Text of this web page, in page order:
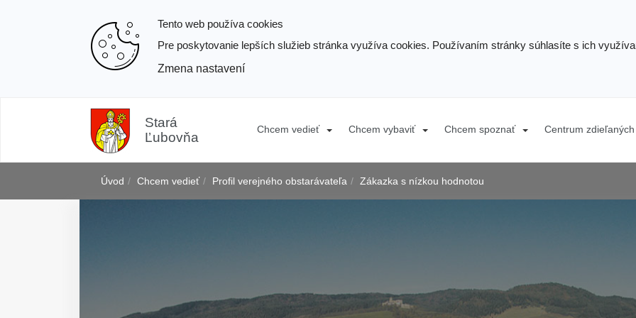
Tento web používa cookies
Pre poskytovanie lepších služieb stránka využíva cookies. Používaním stránky súhlasíte s ich
Zmena nastavení
Stará
Ľubovňa
Chcem vedieť Chcem vybaviť Chcem spoznať Centrum
Úvod Chcem vedieť Profil verejného obstarávateľa Zákazka s nízkou hodnotou